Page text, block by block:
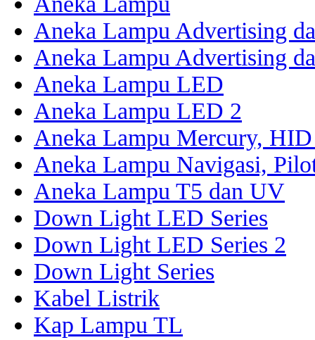
Aneka Lampu Advertising
Aneka Lampu Advertising
Aneka Lampu LED
Aneka Lampu LED 2
Aneka Lampu Mercury,
Aneka Lampu Navigasi,
Aneka Lampu T5 dan UV
Down Light LED Series
Down Light LED Series 2
Down Light Series
Kabel Listrik
Kap Lampu TL